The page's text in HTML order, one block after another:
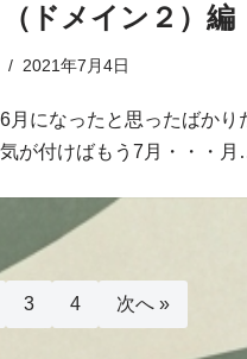
ドメイン２）編
2021年7月4日
月になったと思ったばかり
が付けばもう7月・・・
3 4 次へ »